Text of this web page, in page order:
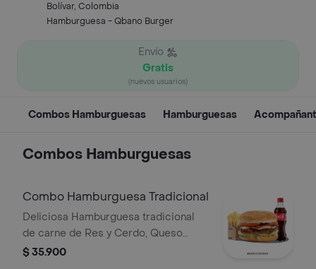
Bolívar, Colombia
Hamburguesa - Qbano Burger
Envío
Gratis
(nuevos usuarios)
Combos Hamburguesas Hamburguesas
Combos Hamburguesas
Combo Hamburguesa Tradicional
Deliciosa Hamburguesa tradicional
de carne de Res y Cerdo, Queso
Mozzarella, Tocineta, Tomate,
$ 35.900